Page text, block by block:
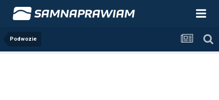
Podwozie